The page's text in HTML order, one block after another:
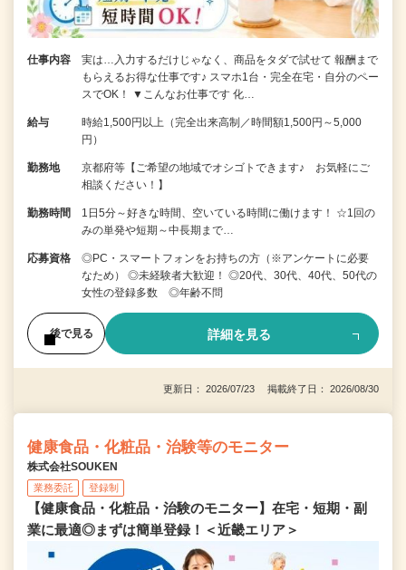
仕事内容
実は…入力するだけじゃなく、商品をタダで試せて 報酬まで
もらえるお得な仕事です♪ スマホ1台・完全在宅・自分のペー
スでOK！ ▼こんなお仕事です 化…
給与
時給1,500円以上（完全出来高制／時間額1,500円～5,000
円）
勤務地
京都府等【ご希望の地域でオシゴトできます♪ お気軽にご
相談ください！】
勤務時間
1日5分～好きな時間、空いている時間に働けます！ ☆1回の
みの単発や短期～中長期まで…
応募資格
◎PC・スマートフォンをお持ちの方（※アンケートに必要
なため） ◎未経験者大歓迎！ ◎20代、30代、40代、50代の
女性の登録多数 ◎年齢不問
後で見る 詳細を見る
更新日： 2026/07/23 掲載終了日： 2026/08/30
健康食品・化粧品・治験等のモニター
株式会社SOUKEN
業務委託 登録制
【健康食品・化粧品・治験のモニター】在宅・短期・副
業に最適◎まずは簡単登録！＜近畿エリア＞